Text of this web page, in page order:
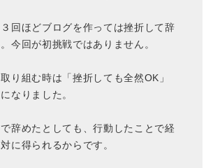
回ほどブログを作っては挫折して辞
今回が初挑戦ではありません。
り組む時は「挫折しても全然OK」
なりました。
辞めたとしても、行動したことで経
に得られるからです。